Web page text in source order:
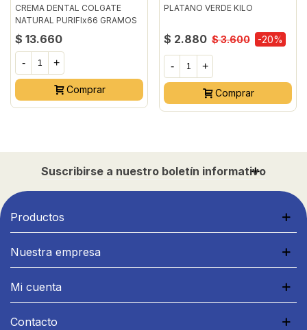
CREMA DENTAL COLGATE
NATURAL PURIFIx66 GRAMOS
$ 13.660
- +
Comprar
PLATANO VERDE KILO
$ 2.880 $ 3.600 -20%
- +
Comprar
Suscribirse a nuestro boletín informativo
Productos
Nuestra empresa
Mi cuenta
Contacto